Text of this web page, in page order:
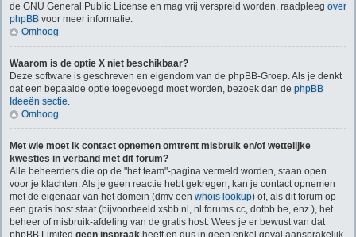
de GNU General Public License en mag vrij verspreid worden, raadpleeg over
phpBB voor meer informatie.
Omhoog
Waarom is de optie X niet beschikbaar?
Deze software is geschreven en eigendom van de phpBB-Groep. Als je denkt
dat een bepaalde optie toegevoegd moet worden, bezoek dan de phpBB
Ideeën sectie.
Omhoog
Met wie moet ik contact opnemen omtrent misbruik en/of wettelijke
kwesties in verband met dit forum?
Alle beheerders die op de "het team"-pagina vermeld worden, staan open
voor je klachten. Als je geen reactie hebt gekregen, kan je contact opnemen
met de eigenaar van het domein (dmv een whois lookup) of, als dit forum op
een gratis host staat (bijvoorbeeld xsbb.nl, nl.forums.cc, dotbb.be, enz.), het
beheer of misbruik-afdeling van de gratis host. Wees je er bewust van dat
phpBB Limited geen inspraak heeft en dus in geen enkel geval aansprakelijk